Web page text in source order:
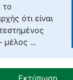
το
ότι είναι
μέλος ...
Εκτύπωση